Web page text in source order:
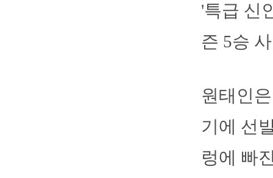
'특급 신
즌 5승
원태인
기에 선
렁에 빠